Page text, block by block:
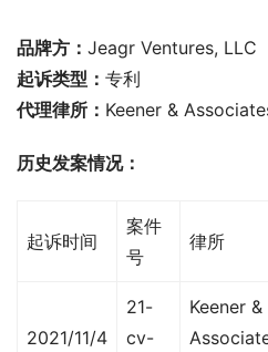
品牌方： Jeagr Ventures, LLC
起诉类型： 专利
代理律所： Keener &
历史发案情况：
起诉时间
案件
号
律所
2021/11/4
21-
cv-
Keener &